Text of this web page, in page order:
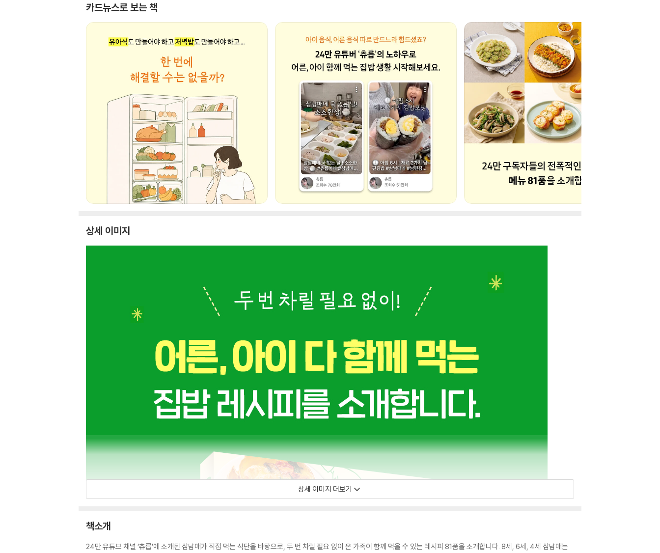
카드뉴스로 보는 책
상세 이미지
상세 이미지 더보기
책소개
24만 유튜브 채널 ‘츄릅’에 소개된 삼남매가 직접 먹는 식단을 바탕으로, 두 번 차릴 필요 없이 온 가족이 함께 먹을 수 있는 레시피 81품을 소개합니다. 8세, 6세, 4세 삼남매는